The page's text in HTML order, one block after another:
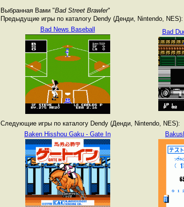
Выбранная Вами "Bad Street Brawler"
Предыдущие игры по каталогу Dendy (Денди, Nintendo, NES):
Bad News Baseball
Bad
Следующие игры по каталогу Dendy (Денди, Nintendo, NES):
Baken Hisshou Gaku - Gate In